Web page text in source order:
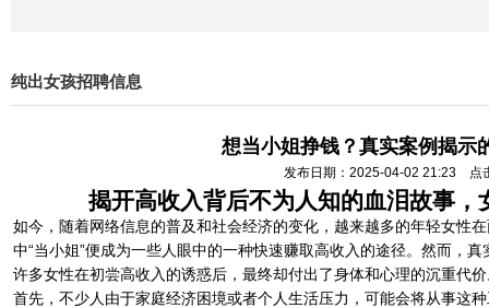
纯出女孩招聘信息
想当小姐挣钱？真实案例揭示
发布日期：2025-04-02 21:23 点
揭开高收入背后不为人知的血泪故事，
如今，随着网络信息的普及和社会经济的变化，越来越多的年轻女性
中“当小姐”便成为一些人眼中的一种快速赚取高收入的途径。然而，
许多女性在初尝高收入的诱惑后，最终却付出了身体和心理的沉重代
首先，不少人由于家庭经济困境或者个人生活压力，可能会将从事这